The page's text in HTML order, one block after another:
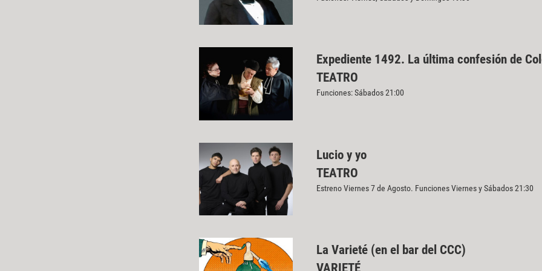
Expediente 1492. La última confesión de
TEATRO
Funciones: Sábados 21:00
Lucio y yo
TEATRO
Estreno Viernes 7 de Agosto. Funciones Viernes y Sábados 21:30
La Varieté (en el bar del CCC)
VARIETÉ